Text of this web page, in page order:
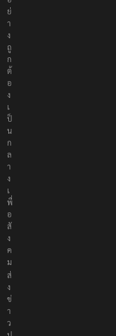
า
ง
ถู
ก
ต้
อ
ง
เ
ป็
น
ก
ล
า
ง
เ
พื่
อ
สั
ง
ค
ม
ส่
ง
ข่
า
ว
ป